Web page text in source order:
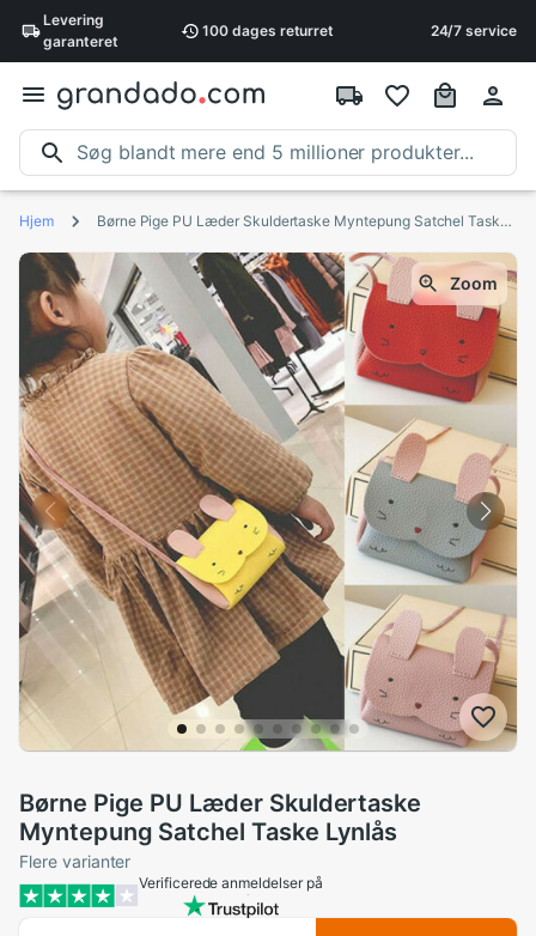
Levering
garanteret
100 dages returret 24/7 service
Hjem Børne Pige PU Læder Skuldertaske Myntepung Satchel Taske Lynlås
Zoom
Børne Pige PU Læder Skuldertaske
Myntepung Satchel Taske Lynlås
Flere varianter
Verificerede anmeldelser på